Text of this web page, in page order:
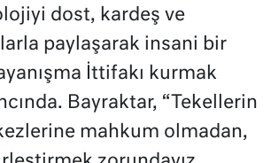
dost, kardeş ve
paylaşarak insani bir
İttifakı kurmak
Bayraktar, “Tekellerin
mahkum olmadan,